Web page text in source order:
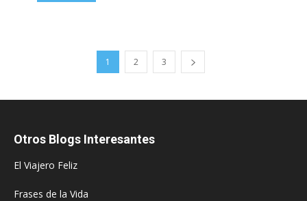
1 2 3
Otros Blogs Interesantes
El Viajero Feliz
Frases de la Vida